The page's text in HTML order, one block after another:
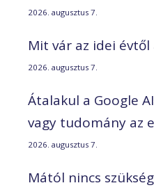
2026. augusztus 7.
Mit vár az idei évtől
2026. augusztus 7.
Átalakul a Google
vagy tudomány az
2026. augusztus 7.
Mától nincs